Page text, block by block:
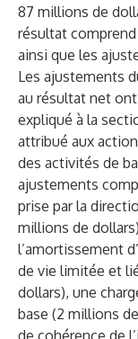
87 millions de
résultat
ainsi que les
Les ajustements
au résultat net
expliqué à la
attribué aux
des activités de
ajustements
prise par la
millions de
l’amortissement
de vie limitée et
dollars), une
base (2 millions
de cohérence de